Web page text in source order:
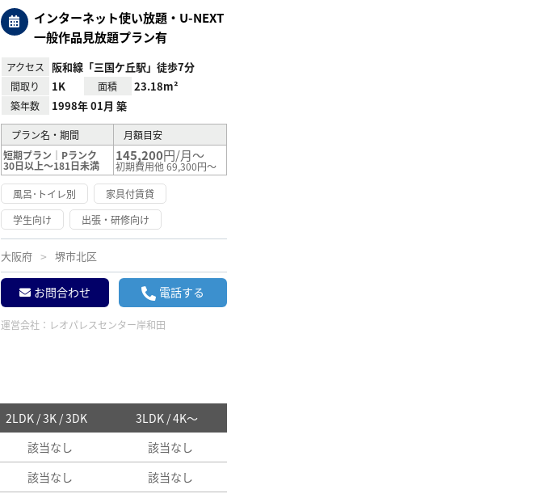
インターネット使い放題・U-NEXT
一般作品見放題プラン有
アクセス 阪和線「三国ケ丘駅」徒歩7分
間取り 1K 面積 23.18m²
築年数 1998年 01月 築
プラン名・期間
月額目安
短期プラン｜Pランク
30日以上～181日未満
145,200円/月～
初期費用他 69,300円～
風呂･トイレ別
家具付賃貸
学生向け
出張・研修向け
大阪府 堺市北区
お問合わせ 電話する
運営会社： レオパレスセンター岸和田
2LDK / 3K / 3DK
3LDK / 4K～
該当なし
該当なし
該当なし 該当なし